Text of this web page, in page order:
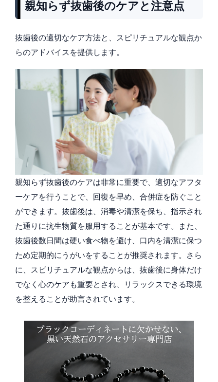
親知らず抜歯後のケアと注意点
抜歯後の適切なケア方法と、スピリチュアルな観点か
らのアドバイスを提供します。
親知らず抜歯後のケアは非常に重要で、適切なアフタ
ーケアを行うことで、回復を早め、合併症を防ぐこと
ができます。抜歯後は、消毒や清潔を保ち、指示され
た通りに抗生物質を服用することが基本です。また、
抜歯後数日間は硬い食べ物を避け、口内を清潔に保つ
ため定期的にうがいをすることが推奨されます。さら
に、スピリチュアルな観点からは、抜歯後に身体だけ
でなく心のケアも重要とされ、リラックスできる環境
を整えることが助言されています。